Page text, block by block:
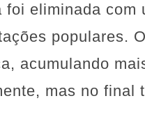
eliminada com
populares.
acumulando
mas no final